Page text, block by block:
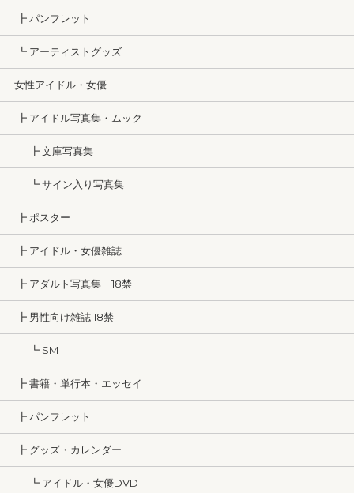
┣ パンフレット
┗ アーティストグッズ
女性アイドル・女優
┣ アイドル写真集・ムック
┣ 文庫写真集
┗ サイン入り写真集
┣ ポスター
┣ アイドル・女優雑誌
┣ アダルト写真集 18禁
┣ 男性向け雑誌 18禁
┗ SM
┣ 書籍・単行本・エッセイ
┣ パンフレット
┣ グッズ・カレンダー
┗ アイドル・女優DVD